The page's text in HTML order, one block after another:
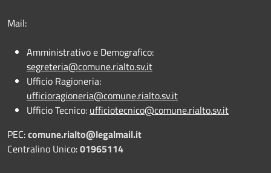
Mail:
Amministrativo e Demografico:
segreteria@comune.rialto.sv.it
Ufficio Ragioneria:
ufficioragioneria@comune.rialto.sv.it
Ufficio Tecnico: ufficiotecnico@comune.rialto.sv.it
PEC:comune.rialto@legalmail.it
Centralino Unico:01965114